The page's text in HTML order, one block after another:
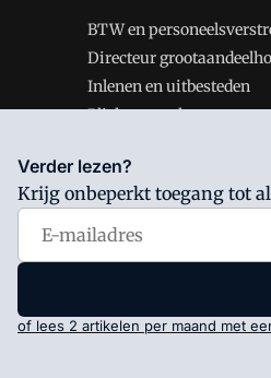
BTW en
Directeur
Inlenen en uitbesteden
Plichten werkgever
Salarisnet is onderdeel
Voorwaarden
Verder lezen?
Krijg onbeperkt toegang tot
of lees 2 artikelen per maand met